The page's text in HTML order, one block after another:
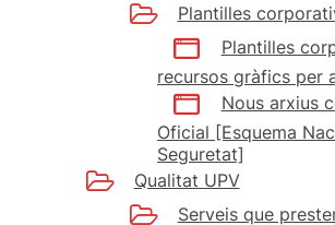
Plantilles
Plantilles
recursos gràfics per
Nous arxius
Oficial [Esquema
Seguretat]
Qualitat UPV
Serveis que